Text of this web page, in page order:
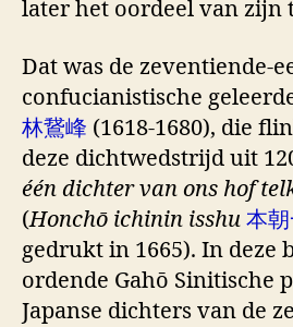
later het oordeel van zijn
Dat was de zeventiende-
confucianistische
林鵞峰 (1618-1680), die
deze dichtwedstrijd uit
één dichter van ons hof
(Honchō ichinin isshu 本
gedrukt in 1665). In deze
ordende Gahō Sinitische
Japanse dichters van de